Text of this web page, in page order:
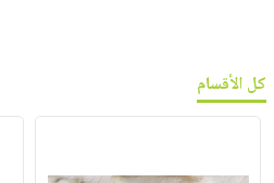
كل الأقسام